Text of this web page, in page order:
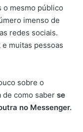
o mesmo público
imenso de
redes sociais.
muitas pessoas
sobre o
de como saber se
no Messenger.